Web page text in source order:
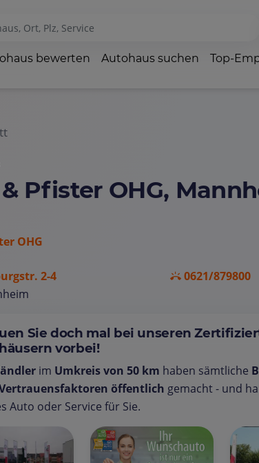
bewerten Autohaus suchen Top-
Pfister OHG,
OHG
2-4
0621/879800
Sie doch mal bei unseren
vorbei!
im Umkreis von 50 km haben sämtliche
öffentlich gemacht - und
Auto oder Service für Sie.